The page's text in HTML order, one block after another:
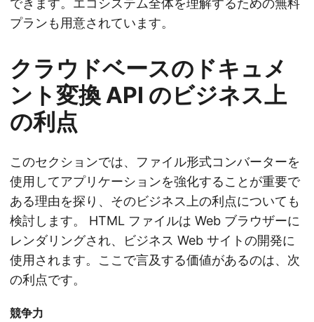
できます。エコシステム全体を理解するための無料
プランも用意されています。
クラウドベースのドキュメ
ント変換 API のビジネス上
の利点
このセクションでは、ファイル形式コンバーターを
使用してアプリケーションを強化することが重要で
ある理由を探り、そのビジネス上の利点についても
検討します。 HTML ファイルは Web ブラウザーに
レンダリングされ、ビジネス Web サイトの開発に
使用されます。ここで言及する価値があるのは、次
の利点です。
競争力